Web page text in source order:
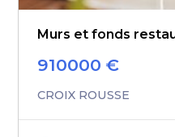
Murs et fonds
910000 €
CROIX ROUSSE